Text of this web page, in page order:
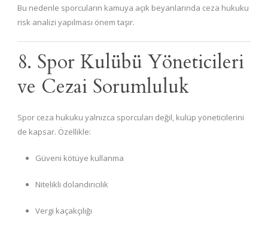
Bu nedenle sporcuların kamuya açık beyanlarında ceza hukuku
risk analizi yapılması önem taşır.
8. Spor Kulübü Yöneticileri
ve Cezai Sorumluluk
Spor ceza hukuku yalnızca sporcuları değil, kulüp yöneticilerini
de kapsar. Özellikle:
Güveni kötüye kullanma
Nitelikli dolandırıcılık
Vergi kaçakçılığı